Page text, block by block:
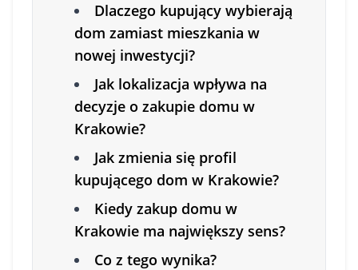
Dlaczego kupujący wybierają
dom zamiast mieszkania w
nowej inwestycji?
Jak lokalizacja wpływa na
decyzje o zakupie domu w
Krakowie?
Jak zmienia się profil
kupującego dom w Krakowie?
Kiedy zakup domu w
Krakowie ma największy sens?
Co z tego wynika?